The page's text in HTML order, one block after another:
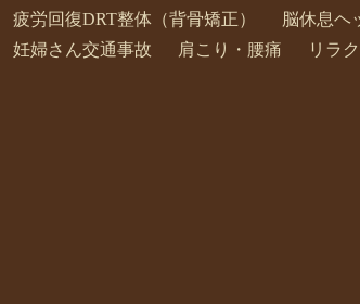
疲労回復DRT整体（背骨矯正）
脳休息ヘ
妊婦さん交通事故
肩こり・腰痛 リラ